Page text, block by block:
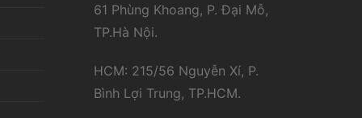
61 Phùng Khoang, P. Đại Mỗ,
TP.Hà Nội.
HCM: 215/56 Nguyễn Xí, P.
Bình Lợi Trung, TP.HCM.